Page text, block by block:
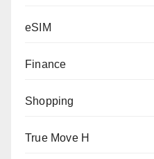
eSIM
Finance
Shopping
True Move H